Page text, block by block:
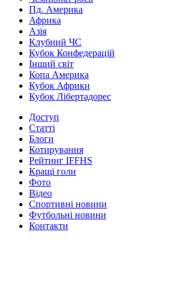
Пд. Америка
Африка
Азія
Клубний ЧС
Кубок Конфедерацій
Інший світ
Копа Америка
Кубок Африки
Кубок Лібертадорес
Доступ
Статті
Блоги
Котирування
Рейтинг IFFHS
Кращі голи
Фото
Відео
Спортивні новини
Футбольні новини
Контакти